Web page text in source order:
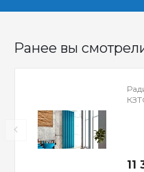
Ранее вы
11